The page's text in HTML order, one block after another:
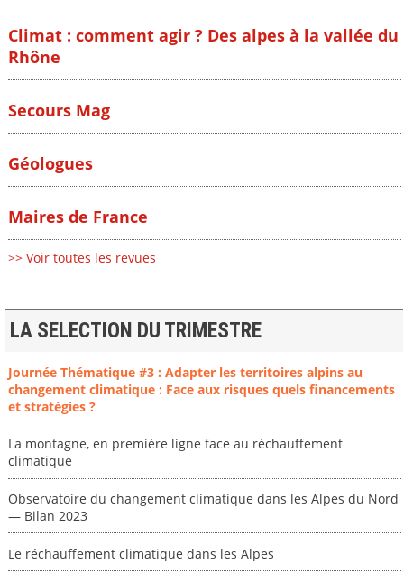
Climat : comment agir ? Des alpes à la vallée du
Rhône
Secours Mag
Géologues
Maires de France
>> Voir toutes les revues
LA SELECTION DU TRIMESTRE
Journée Thématique #3 : Adapter les territoires alpins au
changement climatique : Face aux risques quels financements
et stratégies ?
La montagne, en première ligne face au réchauffement
climatique
Observatoire du changement climatique dans les Alpes du Nord
— Bilan 2023
Le réchauffement climatique dans les Alpes